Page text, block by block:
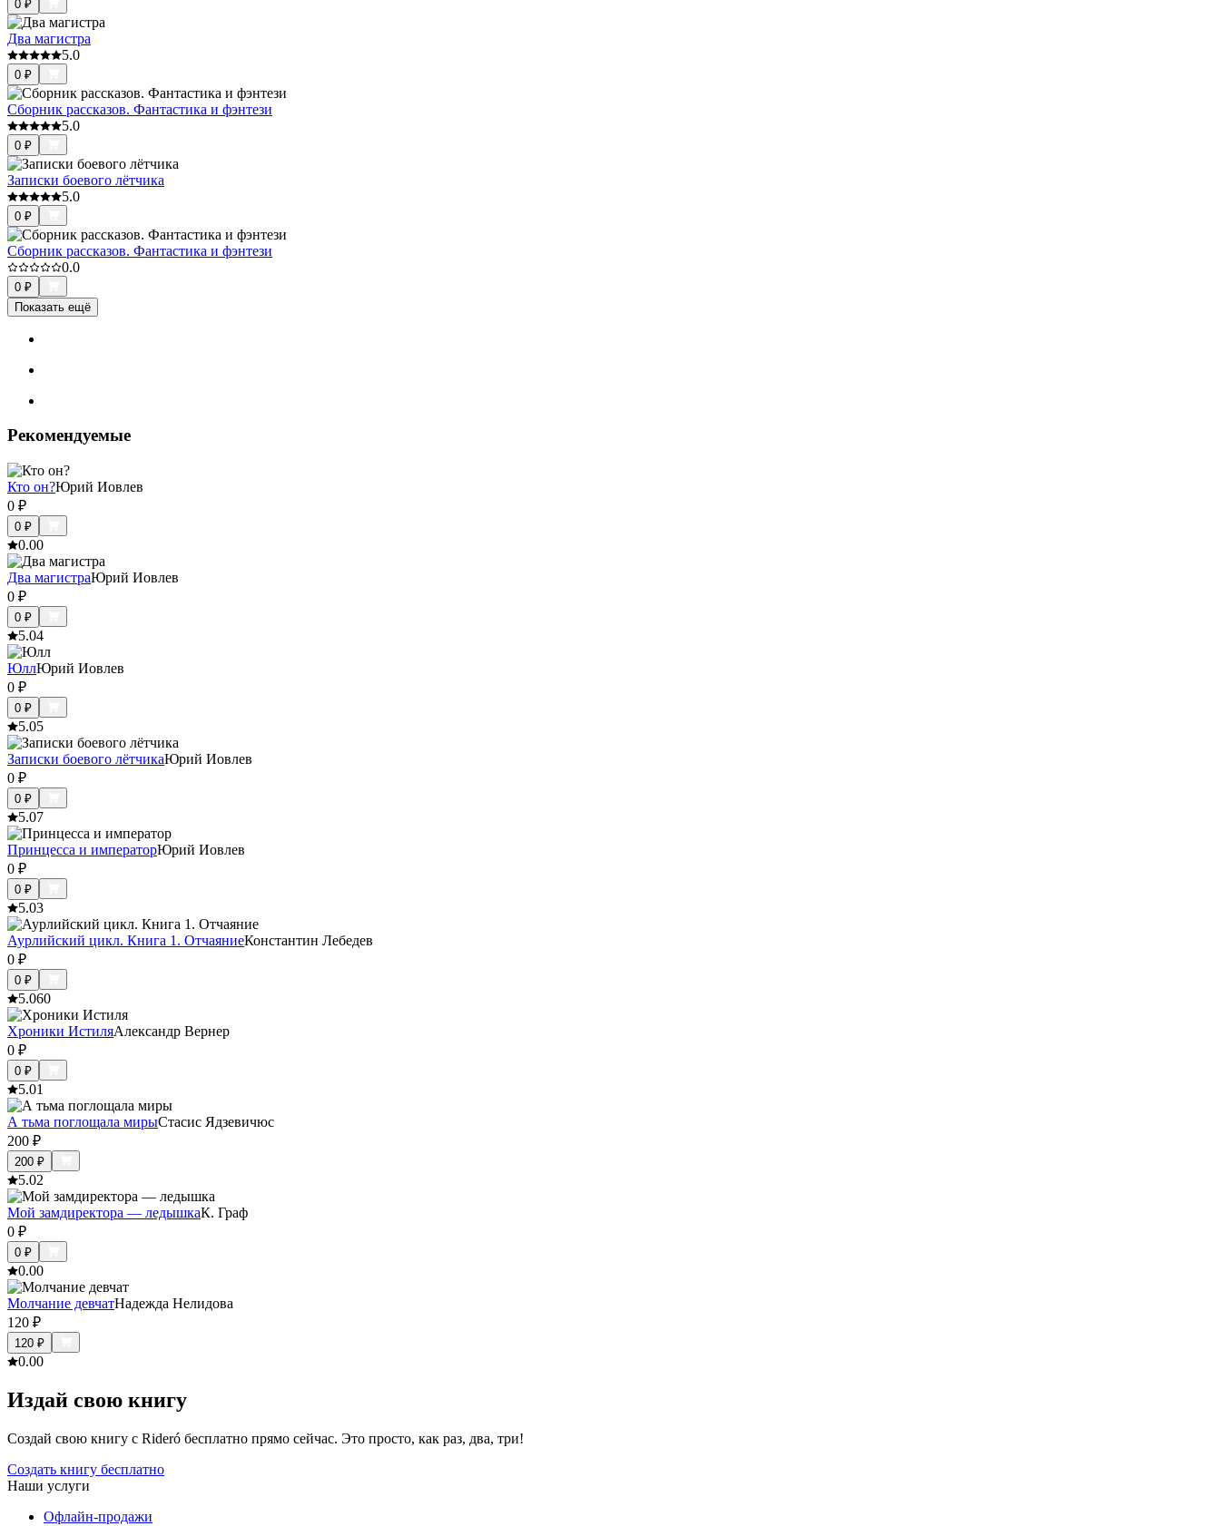
0 ₽
Два магистра
5.0
0 ₽
Сборник рассказов. Фантастика и фэнтези
5.0
0 ₽
Записки боевого лётчика
5.0
0 ₽
Сборник рассказов. Фантастика и фэнтези
0.0
0 ₽
Показать ещё
Рекомендуемые
Кто он?Юрий Иовлев
0 ₽
0 ₽
0.00
Два магистраЮрий Иовлев
0 ₽
0 ₽
5.04
ЮллЮрий Иовлев
0 ₽
0 ₽
5.05
Записки боевого лётчикаЮрий Иовлев
0 ₽
0 ₽
5.07
Принцесса и императорЮрий Иовлев
0 ₽
0 ₽
5.03
Аурлийский цикл. Книга 1.­­­­­­­­­ ­­ОтчаяниеКонстантин Лебедев
0 ₽
0 ₽
5.060
Хроники ИстиляАлександр Вернер
0 ₽
0 ₽
5.01
А тьма поглощала мирыСтасис Ядзевичюс
200 ₽
200 ₽
5.02
Мой замдиректора — ледышкаК. Граф
0 ₽
0 ₽
0.00
Молчание девчатНадежда Нелидова
120 ₽
120 ₽
0.00
Издай свою книгу
Создай свою книгу с Rideró бесплатно прямо сейчас. Это просто, как раз, два, три!
Создать книгу бесплатно
Наши услуги
Офлайн-продажи